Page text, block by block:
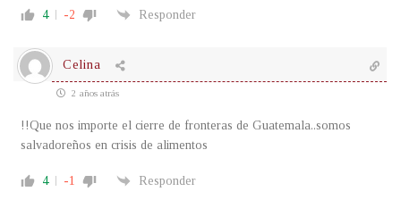
4 -2 Responder
Celina
2 años atrás
!!Que nos importe el cierre de fronteras de Guatemala..somos
salvadoreños en crisis de alimentos
4 -1 Responder